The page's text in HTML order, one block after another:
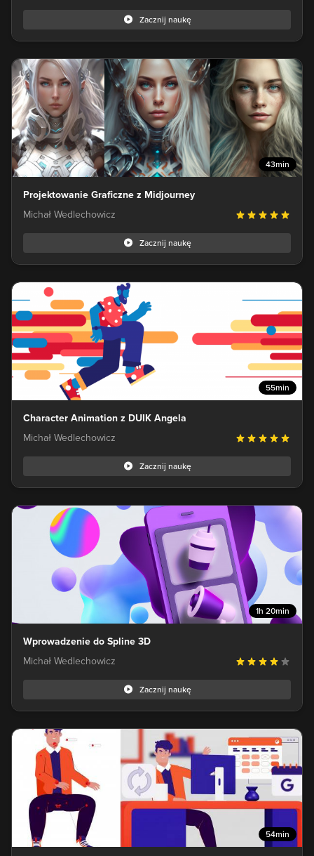
Zacznij naukę
43min
Projektowanie Graficzne z Midjourney
Michał Wedlechowicz
Zacznij naukę
55min
Character Animation z DUIK Angela
Michał Wedlechowicz
Zacznij naukę
1h 20min
Wprowadzenie do Spline 3D
Michał Wedlechowicz
Zacznij naukę
54min